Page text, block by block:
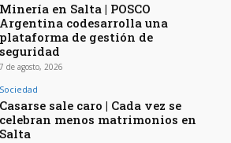
Minería en Salta | POSCO
Argentina codesarrolla una
plataforma de gestión de
seguridad
7 de agosto, 2026
Sociedad
Casarse sale caro | Cada vez se
celebran menos matrimonios en
Salta